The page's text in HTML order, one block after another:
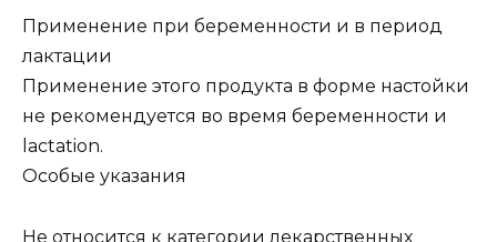
Применение при беременности и в период
лактации
Применение этого продукта в форме настойки
не рекомендуется во время беременности и
lactation.
Особые указания
Не относится к категории лекарственных